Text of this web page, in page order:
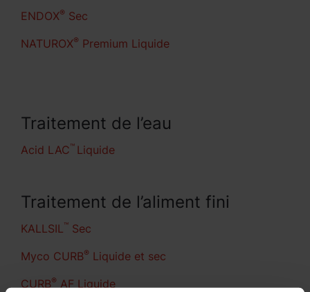
ENDOX® Sec
NATUROX® Premium Liquide
Traitement de l’eau
Acid LAC™ Liquide
Traitement de l’aliment fini
KALLSIL™ Sec
Myco CURB® Liquide et sec
CURB®AF Liquide